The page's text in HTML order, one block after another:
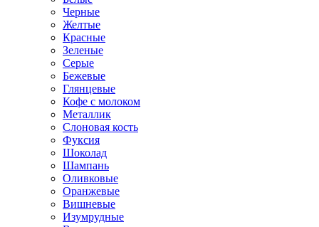
Черные
Желтые
Красные
Зеленые
Серые
Бежевые
Глянцевые
Кофе с молоком
Металлик
Слоновая кость
Фуксия
Шоколад
Шампань
Оливковые
Оранжевые
Вишневые
Изумрудные